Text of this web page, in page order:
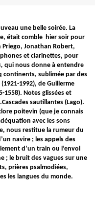
une belle soirée. La
était comble hier soir pour
Priego, Jonathan Robert,
et clarinettes, pour
qui nous donne à entendre
continents, sublimée par des
1992), de Guillerme
1558). Notes glissées et
sautillantes (Lago).
poitevin (que je connais
avec les sons
nous restitue la rumeur du
navire ; les appels des
d’un train ou l’envol
; le bruit des vagues sur une
prières psalmodiées,
les langues du monde.